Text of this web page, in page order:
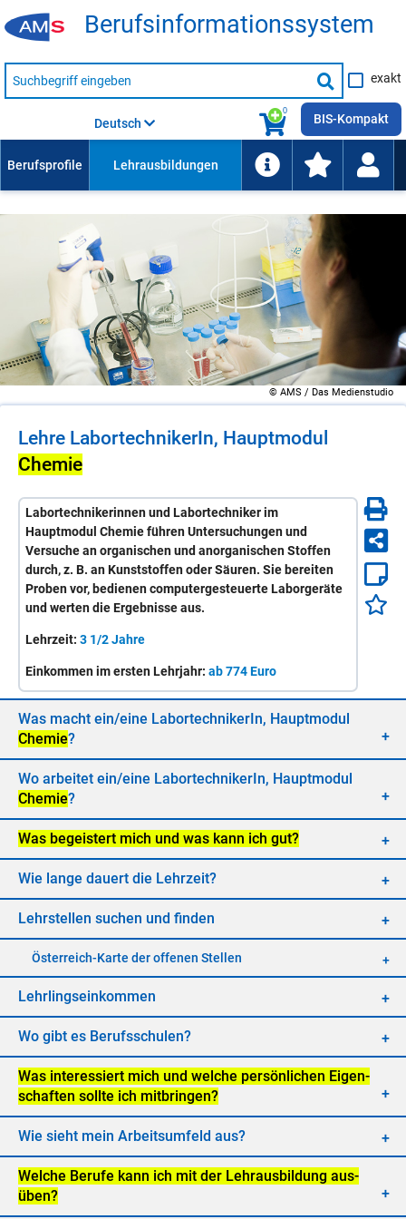
Be­rufs­in­for­ma­ti­ons­sys­tem
Suche
nach
Suche
starten
exakt
0
Deutsch BIS-Kompakt
© AMS / Das Medienstudio
Lehre La­bor­tech­ni­ke­rIn, Haupt­mo­dul
Che­mie
Labortechnikerinnen und Labortechniker im
Hauptmodul Chemie führen Untersuchungen und
Versuche an organischen und anorganischen Stoffen
durch, z. B. an Kunststoffen oder Säuren. Sie bereiten
Proben vor, bedienen computergesteuerte Laborgeräte
und werten die Ergebnisse aus.
Lehrzeit: 3 1/2 Jahre
Einkommen im ersten Lehrjahr: ab 774 Euro
Was macht ein/​eine La­bor­tech­ni­ke­rIn, Haupt­mo­dul
Che­mie?
Wo ar­bei­tet ein/​eine La­bor­tech­ni­ke­rIn, Haupt­mo­dul
Che­mie?
Was be­geis­tert mich und was kann ich gut?
Wie lan­ge dau­ert die Lehr­zeit?
Lehr­stel­len su­chen und fin­den
Öster­reich-Kar­te der of­fe­nen Stel­len
Lehr­lings­ein­kom­men
Wo gibt es Be­rufs­schu­len?
Was in­ter­es­siert mich und wel­che per­sön­li­chen Ei­gen­
schaf­ten soll­te ich mit­brin­gen?
Wie sieht mein Ar­beits­um­feld aus?
Wel­che Be­ru­fe kann ich mit der Lehr­aus­bil­dung aus­
üben?